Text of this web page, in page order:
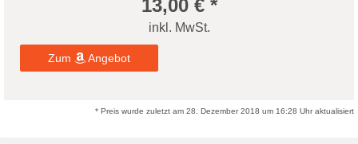
13,00 € *
inkl. MwSt.
Zum Angebot
* Preis wurde zuletzt am 28. Dezember 2018 um 16:28 Uhr aktualisiert